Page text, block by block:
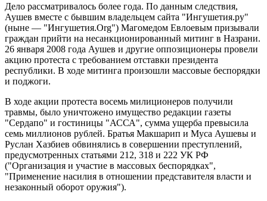
Дело рассматривалось более года. По данным следствия,
Аушев вместе с бывшим владельцем сайта "Ингушетия.ру"
(ныне — "Ингушетия.Org") Магомедом Евлоевым призывали
граждан прийти на несанкционированный митинг в Назрани.
26 января 2008 года Аушев и другие оппозиционеры провели
акцию протеста с требованием отставки президента
республики. В ходе митинга произошли массовые беспорядки
и поджоги.
В ходе акции протеста восемь милиционеров получили
травмы, было уничтожено имущество редакции газеты
"Сердапо" и гостиницы "АССА", сумма ущерба превысила
семь миллионов рублей. Братья Макшарип и Муса Аушевы и
Руслан Хазбиев обвинялись в совершении преступлений,
предусмотренных статьями 212, 318 и 222 УК РФ
("Организация и участие в массовых беспорядках",
"Применение насилия в отношении представителя власти и
незаконный оборот оружия").